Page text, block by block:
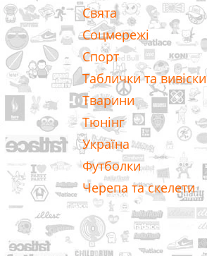
Свята
Соцмережі
Спорт
Таблички та вивіски
Тварини
Тюнінг
Україна
Футболки
Черепа та скелети